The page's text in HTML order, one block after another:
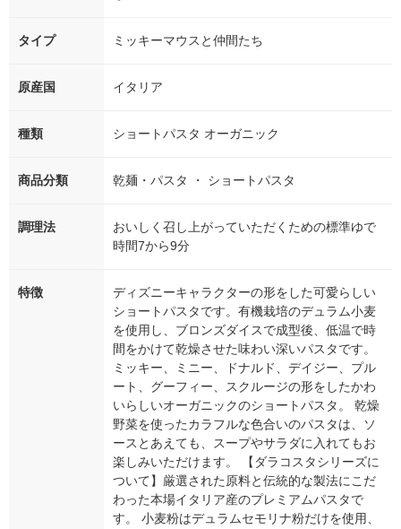
タイプ ミッキーマウスと仲間たち
原産国 イタリア
種類 ショートパスタ オーガニック
商品分類 乾麺・パスタ ・ ショートパスタ
調理法
おいしく召し上がっていただくための標準ゆで
時間7から9分
特徴
ディズニーキャラクターの形をした可愛らしい
ショートパスタです。有機栽培のデュラム小麦
を使用し、ブロンズダイスで成型後、低温で時
間をかけて乾燥させた味わい深いパスタです。
ミッキー、ミニー、ドナルド、デイジー、プル
ート、グーフィー、スクルージの形をしたかわ
いらしいオーガニックのショートパスタ。 乾燥
野菜を使ったカラフルな色合いのパスタは、ソ
ースとあえても、スープやサラダに入れてもお
楽しみいただけます。 【ダラコスタシリーズに
ついて】厳選された原料と伝統的な製法にこだ
わった本場イタリア産のプレミアムパスタで
す。 小麦粉はデュラムセモリナ粉だけを使用、